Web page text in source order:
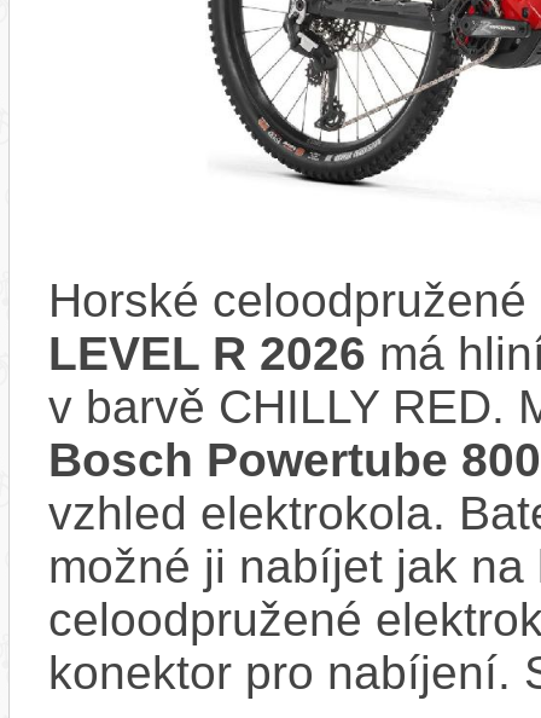
Horské
LEVEL R 2026 má
v barvě CHILLY RED.
Bosch Powertube
vzhled elektrokola.
možné ji nabíjet jak
celoodpružené
konektor pro nabíjení.